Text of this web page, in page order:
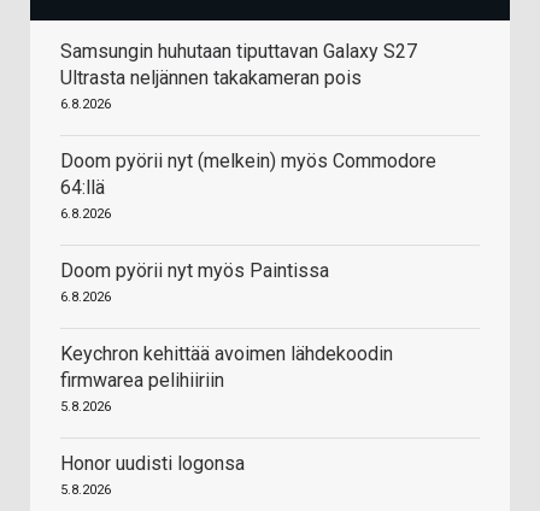
Samsungin huhutaan tiputtavan Galaxy S27
Ultrasta neljännen takakameran pois
6.8.2026
Doom pyörii nyt (melkein) myös Commodore
64:llä
6.8.2026
Doom pyörii nyt myös Paintissa
6.8.2026
Keychron kehittää avoimen lähdekoodin
firmwarea pelihiiriin
5.8.2026
Honor uudisti logonsa
5.8.2026